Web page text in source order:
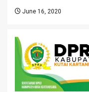
June 16, 2020